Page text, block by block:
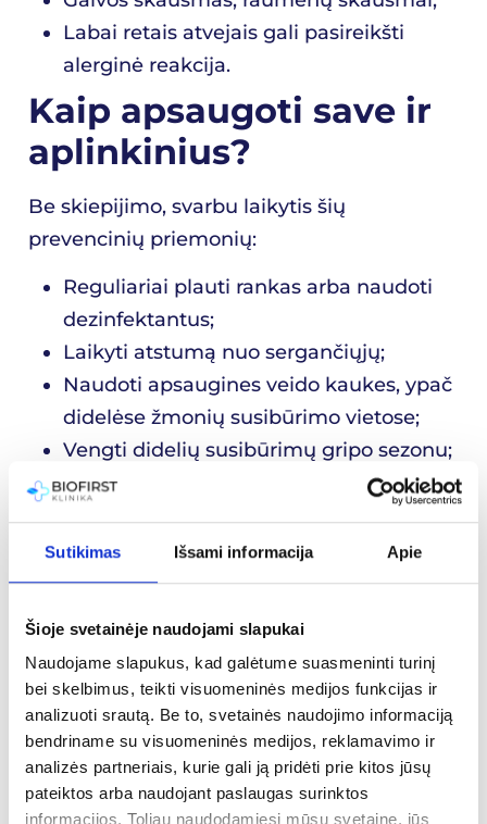
Sutikimas Išsami informacija Apie
Šioje svetainėje naudojami slapukai
Naudojame slapukus, kad galėtume suasmeninti turinį
bei skelbimus, teikti visuomeninės medijos funkcijas ir
analizuoti srautą. Be to, svetainės naudojimo informaciją
bendriname su visuomeninės medijos, reklamavimo ir
analizės partneriais, kurie gali ją pridėti prie kitos jūsų
pateiktos arba naudojant paslaugas surinktos
informacijos. Toliau naudodamiesi mūsų svetaine, jūs
Labai retais atvejais gali pasireikšti
alerginė reakcija.
Kaip apsaugoti save ir
aplinkinius?
Be skiepijimo, svarbu laikytis šių
prevencinių priemonių:
Reguliariai plauti rankas arba naudoti
dezinfektantus;
Laikyti atstumą nuo sergančiųjų;
Naudoti apsaugines veido kaukes, ypač
didelėse žmonių susibūrimo vietose;
Vengti didelių susibūrimų gripo sezonu;
Stiprinti imunitetą subalansuota mityba,
Dažniausiai užduodami
vakciną
Kam rekomenduojama skiepytis?
Skiepytis rekomenduojama vaikams nuo 6
mėnesių, suaugusiems, vyresnio amžiaus
žmonėms, nėščiosioms, žmonėms su